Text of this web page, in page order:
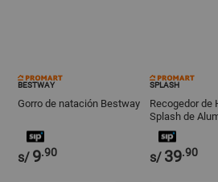
BESTWAY
Gorro de natación Bestway
s/ 9.90
SPLASH
Recogedor de
Splash de
Plástico Azul
s/ 39.90